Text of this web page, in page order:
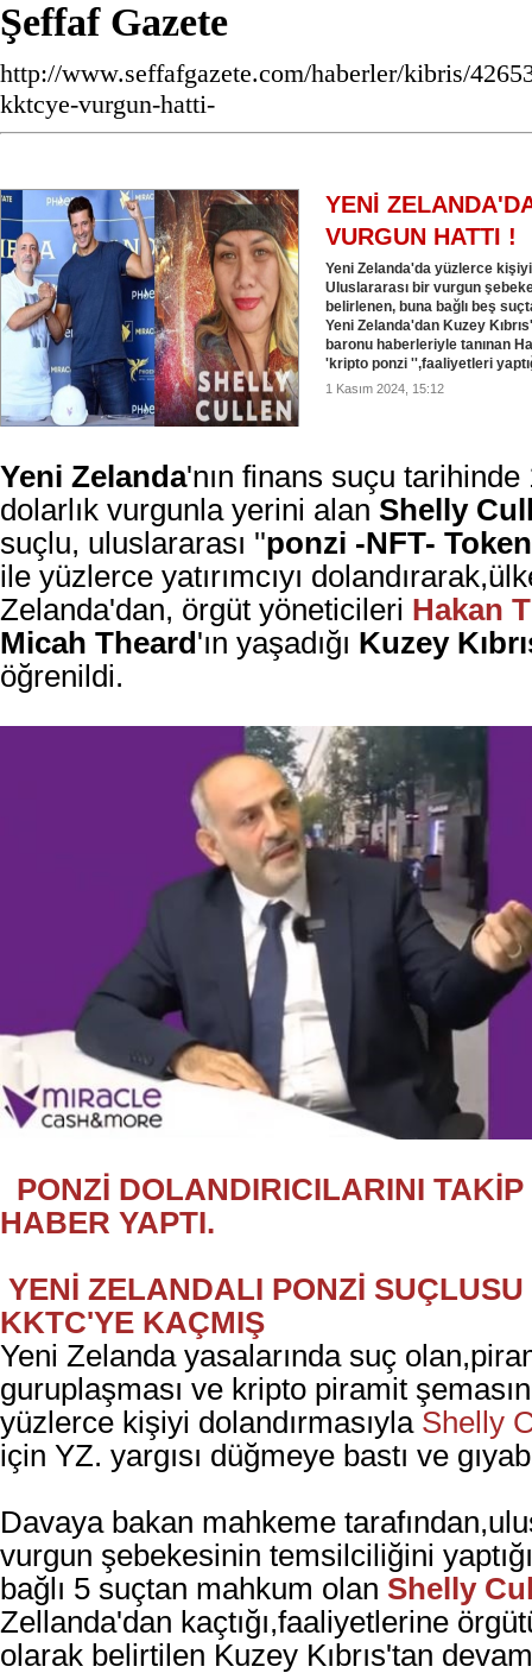
Şeffaf Gazete
http://www.seffafgazete.com/haberler/kibris/
kktcye-vurgun-hatti-
YENİ
VURGUN HATTI !
Yeni Zelanda'da yüzlerce
Uluslararası bir vurgun
belirlenen, buna bağlı beş
Yeni Zelanda'dan Kuzey
baronu haberleriyle tanınan
'kripto ponzi '',faaliyetleri
1 Kasım 2024, 15:12
Yeni Zelanda'nın finans suçu tarihinde
dolarlık vurgunla yerini alan Shelly
suçlu, uluslararası ''ponzi -NFT- Token
ile yüzlerce yatırımcıyı
Zelanda'dan, örgüt yöneticileri Hakan
Micah Theard 'ın yaşadığı Kuzey
öğrenildi.
PONZİ DOLANDIRICILARINI
HABER YAPTI.
YENİ ZELANDALI PONZİ
KKTC'YE KAÇMIŞ
Yeni Zelanda yasalarında suç
guruplaşması ve kripto piramit
yüzlerce kişiyi dolandırmasıyla Shelly
için YZ. yargısı düğmeye bastı ve
Davaya bakan mahkeme
vurgun şebekesinin temsilciliğini
bağlı 5 suçtan mahkum olan Shelly
Zellanda'dan kaçtığı,faaliyetlerine
olarak belirtilen Kuzey Kıbrıs'tan